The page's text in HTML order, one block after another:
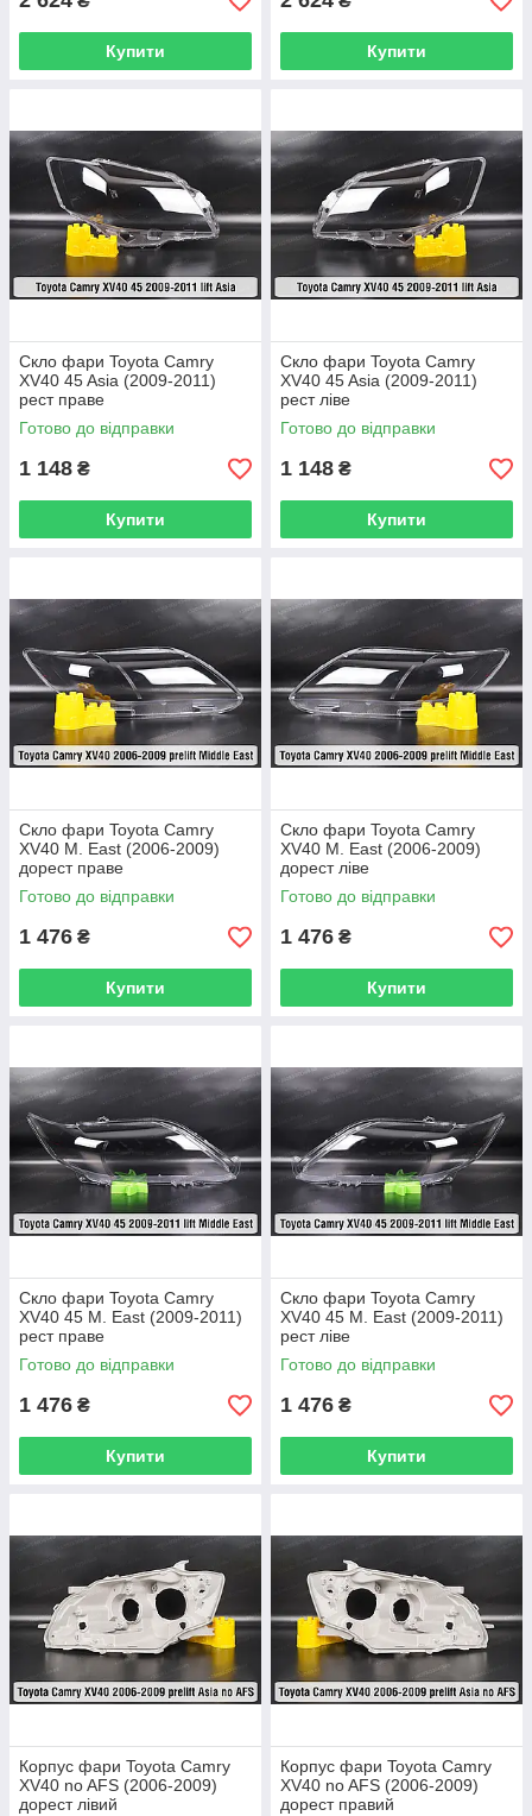
Купити Купити
Скло фари Toyota Camry
XV40 45 Asia (2009-2011)
рест праве
Готово до відправки
1 148 ₴
Купити
Скло фари Toyota Camry
XV40 45 Asia (2009-2011)
рест ліве
Готово до відправки
1 148 ₴
Купити
Скло фари Toyota Camry
XV40 M. East (2006-2009)
дорест праве
Готово до відправки
1 476 ₴
Купити
Скло фари Toyota Camry
XV40 M. East (2006-2009)
дорест ліве
Готово до відправки
1 476 ₴
Купити
Скло фари Toyota Camry
XV40 45 M. East (2009-2011)
рест праве
Готово до відправки
1 476 ₴
Купити
Скло фари Toyota Camry
XV40 45 M. East (2009-2011)
рест ліве
Готово до відправки
1 476 ₴
Купити
Корпус фари Toyota Camry
XV40 no AFS (2006-2009)
дорест лівий
Корпус фари Toyota Camry
XV40 no AFS (2006-2009)
дорест правий